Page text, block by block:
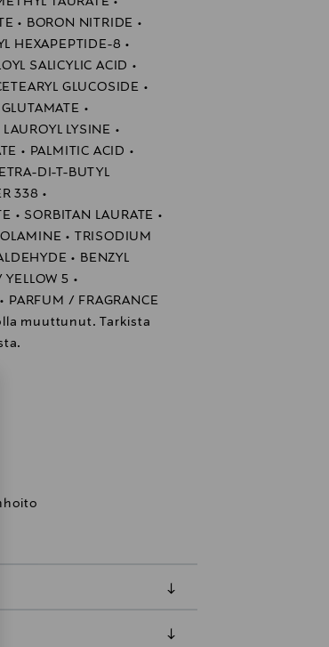
• BORON NITRIDE •
HEXAPEPTIDE-8 •
SALICYLIC ACID •
GLUCOSIDE •
•
LYSINE •
• PALMITIC ACID •
DI-T-BUTYL
338 •
• SORBITAN LAURATE •
• TRISODIUM
• BENZYL
5 •
PARFUM / FRAGRANCE
muuttunut. Tarkista